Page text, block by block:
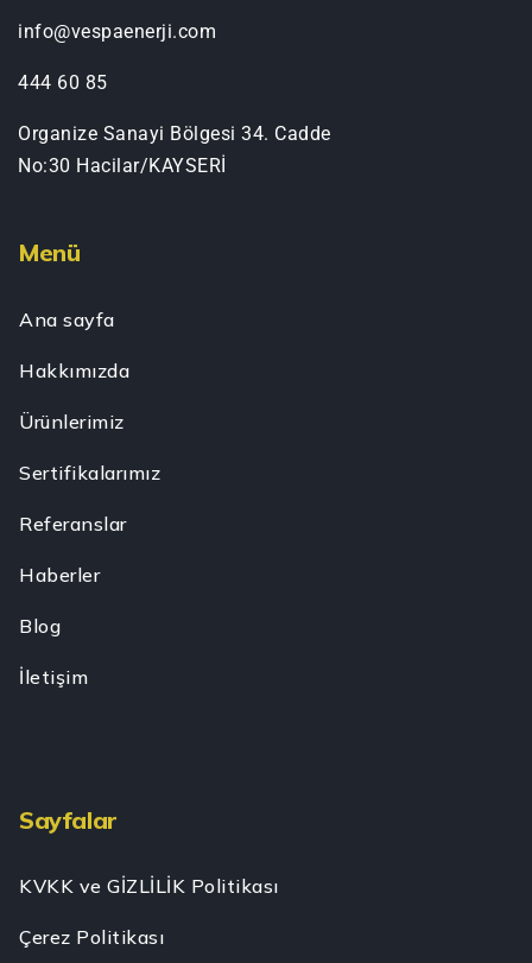
info@vespaenerji.com
444 60 85
Organize Sanayi Bölgesi 34. Cadde
No:30 Hacilar/KAYSERİ
Menü
Ana sayfa
Hakkımızda
Ürünlerimiz
Sertifikalarımız
Referanslar
Haberler
Blog
İletişim
Sayfalar
KVKK ve GİZLİLİK Politikası
Çerez Politikası